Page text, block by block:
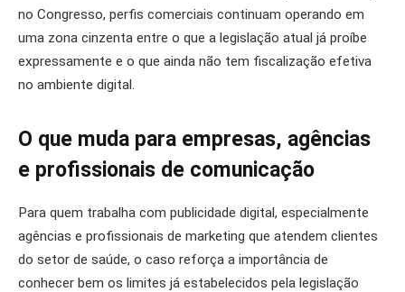
no Congresso, perfis comerciais continuam operando em
uma zona cinzenta entre o que a legislação atual já proíbe
expressamente e o que ainda não tem fiscalização efetiva
no ambiente digital.
O que muda para empresas, agências
e profissionais de comunicação
Para quem trabalha com publicidade digital, especialmente
agências e profissionais de marketing que atendem clientes
do setor de saúde, o caso reforça a importância de
conhecer bem os limites já estabelecidos pela legislação